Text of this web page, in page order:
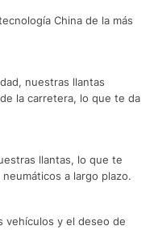
China de la más
nuestras llantas
la carretera, lo que te da
llantas, lo que te
a largo plazo.
vehículos y el deseo de